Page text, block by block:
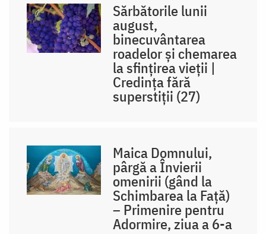
Sărbătorile lunii
august,
binecuvântarea
roadelor și chemarea
la sfințirea vieții |
Credința fără
superstiții (27)
Maica Domnului,
pârgă a Învierii
omenirii (gând la
Schimbarea la Față)
– Primenire pentru
Adormire, ziua a 6-a